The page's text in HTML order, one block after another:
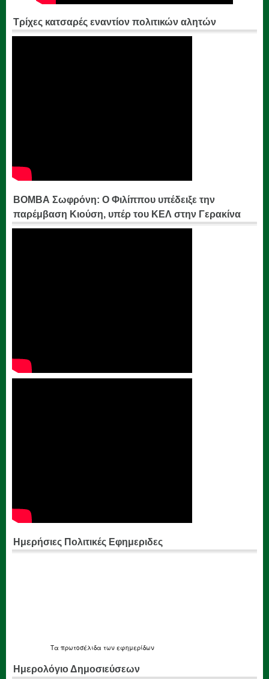
Τρίχες κατσαρές εναντίον πολιτικών αλητών
ΒΟΜΒΑ Σωφρόνη: Ο Φιλίππου υπέδειξε την
παρέμβαση Κιούση, υπέρ του ΚΕΛ στην Γερακίνα
Ημερήσιες Πολιτικές Εφημεριδες
Τα πρωτοσέλιδα των εφημερίδων
Ημερολόγιο Δημοσιεύσεων